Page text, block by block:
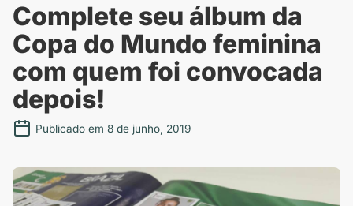
Complete seu álbum da
Copa do Mundo feminina
com quem foi convocada
depois!
Publicado em 8 de junho, 2019